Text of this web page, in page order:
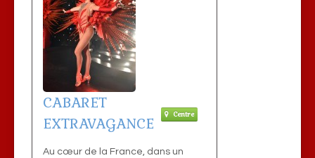
CABARET
EXTRAVAGANCE
Centre
Au cœur de la France, dans un